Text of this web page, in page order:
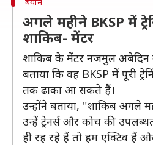
अगले महीने BKSP में
शाकिब- मेंटर
शाकिब के मेंटर नजमुल अबेदिन
बताया कि वह BKSP में पूरी
तक ढाका आ सकते हैं।
उन्होंने बताया, "शाकिब अगले
उन्हें ट्रेनर्स और कोच की
ही रह रहे हैं तो हम एक्टिव हैं